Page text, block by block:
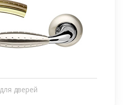
дверей